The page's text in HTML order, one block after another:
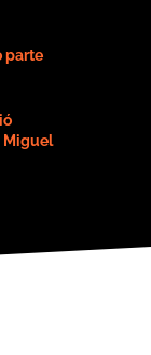
parte
Miguel